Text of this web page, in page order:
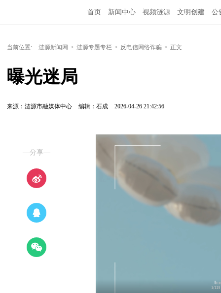
首页 新闻中心 视频涟源 文明创建 公
当前位置: 涟源新闻网 > 涟源专题专栏 > 反电信网络诈骗 > 正文
曝光迷局
来源：涟源市融媒体中心 编辑：石成 2026-04-26 21:42:56
—分享—